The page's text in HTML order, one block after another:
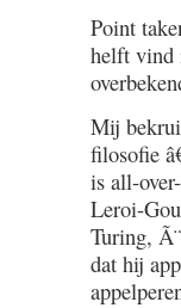
Point
helft vind
Mij
filosofie
is all-
Leroi-
Turing,
dat hij